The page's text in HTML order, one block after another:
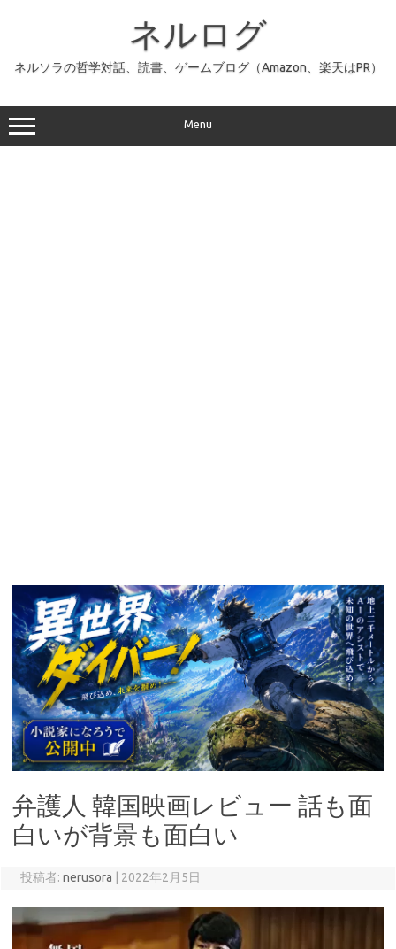
ッ
プ
ネルログ
ネルソラの哲学対話、読書、ゲームブログ（Amazon、楽天はPR）
Menu
弁護人 韓国映画レビュー 話も面
白いが背景も面白い
投稿者: nerusora 2022年2月5日